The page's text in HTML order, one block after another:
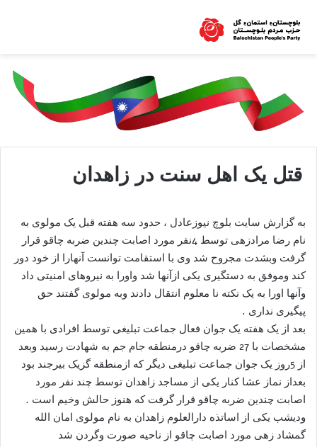
قتل يک اهل سنت در زاهدان
به گزارش سايت بلوچ نیوزعادل ، حدود سه هفته قبل یک مولوی به
نام رضا مرادزهی توسط 4نفر مورد اصابت چندین ضربه چاقو قرار
گرفت وبشدت مجروح شد وی با استقامت توانست آنهارا از خود دور
کند وموفق به دستگیری یکی ازآنها شد واورا به نیروهای امنیتی داد
وآنها اورا به یک نکته نا معلوم انتقال دادند وبه مولوی گفتند حق
پیگیری نداری .
بعد از یک هفته یک جوان فعال جماعت تبلیغی توسط افرادی با همین
مشخصات با 27 ضربه چاقو درمنطقه جام جم به شهادت رسید وبعد
از 5روز یک جوان جماعت تبلیغی دیگر که ازمنطقه گزیک بیرجند بود
بعداز نماز عشا کنار یکی از مساجد زاهدان توسط چند نفر مورد
اصابت چندین ضربه چاقو قرار گرفت که هنوز حالش وخیم است .
ودیشب یکی از اساتذه دارالعلوم زاهدان به نام مولوی امان الله
گمشاد زهی مورد اصابت چاقو از ناحیه صورت وگردن شد